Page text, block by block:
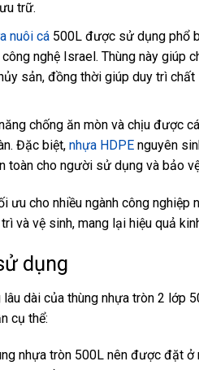
trữ.
nuôi cá500L được sử dụng phổ
nghệ Israel. Thùng này giúp
sản, đồng thời giúp duy trì
chống ăn mòn và chịu được
Đặc biệt, nhựa HDPEnguyên
toàn cho người sử dụng và bảo
ưu cho nhiều ngành công
và vệ sinh, mang lại hiệu quả
dụng
dài của thùng nhựa tròn 2 lớp
cụ thể:
nhựa tròn 500L nên được đặt